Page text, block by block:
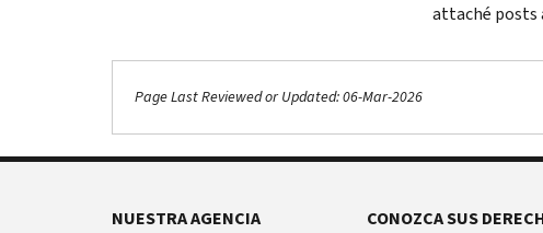
attaché posts
Page Last Reviewed or Updated: 06-Mar-2026
NUESTRA AGENCIA
CONOZCA SUS